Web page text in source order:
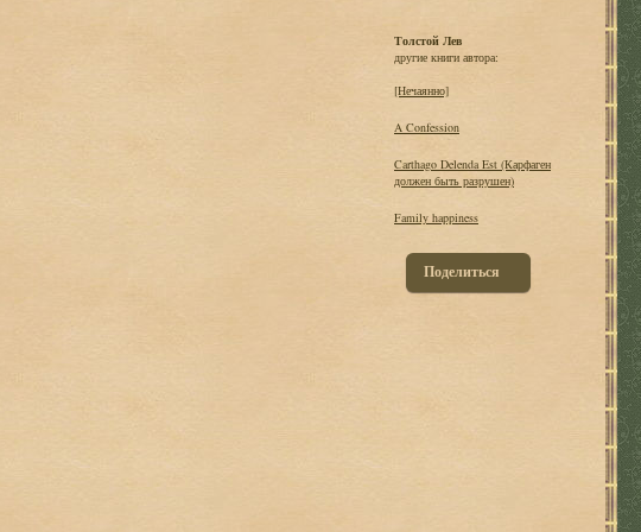
Толстой Лев
другие книги автора:
[Нечаянно]
A Confession
Carthago Delenda Est (Карфаген
должен быть разрушен)
Family happiness
Поделиться